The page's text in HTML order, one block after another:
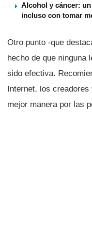
Alcohol y cáncer:
incluso con tomar
Otro punto -que
hecho de que ninguna
sido efectiva.
Internet, los
mejor manera por las